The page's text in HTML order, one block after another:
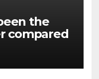
the
compared
Learners